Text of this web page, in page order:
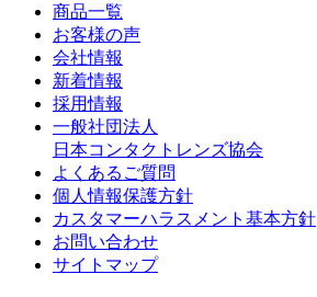
商品一覧
お客様の声
会社情報
新着情報
採用情報
一般社団法人
日本コンタクトレンズ協会
よくあるご質問
個人情報保護方針
カスタマーハラスメント基本方針
お問い合わせ
サイトマップ